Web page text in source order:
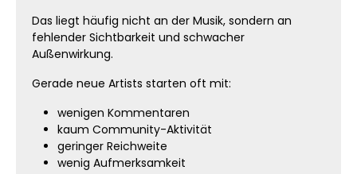
Das liegt häufig nicht an der Musik, sondern an
fehlender Sichtbarkeit und schwacher
Außenwirkung.
Gerade neue Artists starten oft mit:
wenigen Kommentaren
kaum Community-Aktivität
geringer Reichweite
wenig Aufmerksamkeit